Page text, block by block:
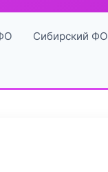
Сибирский ФО